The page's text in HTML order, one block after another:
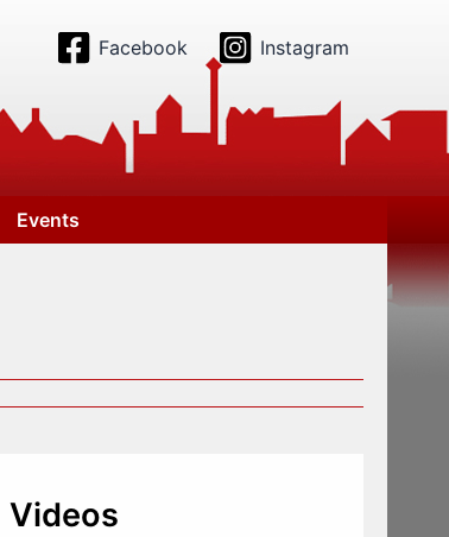
Facebook Instagram
Events
Videos